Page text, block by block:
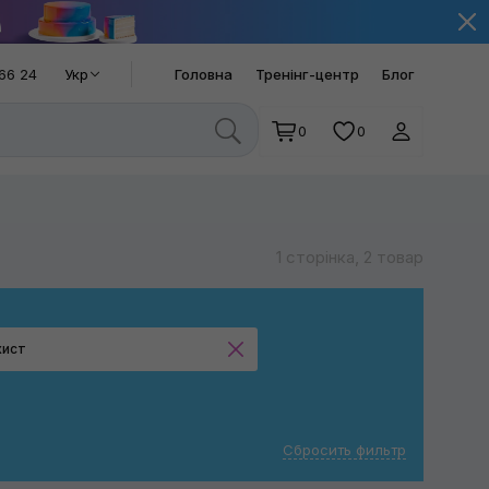
24 Укр Головна Тренінг-центр Блог
0 0
1 сторінка, 2 товар
Сбросить фильтр